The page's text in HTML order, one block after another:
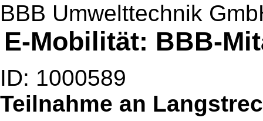
BBB Umwelttechnik
E-Mobilität: BBB-
ID: 1000589
Teilnahme an